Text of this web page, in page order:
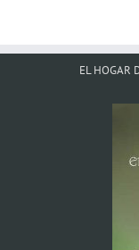
EL HOGAR